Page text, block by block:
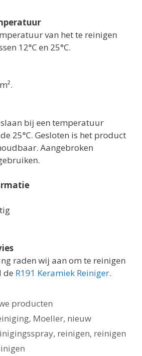
van het te reinigen
12°C en 25°C.
bij een temperatuur
25°C. Gesloten is het product
Aangebroken
raden wij aan om te reinigen
de R191 Keramiek Reiniger.
producten
, Moeller, nieuw
, reinigen, reinigen